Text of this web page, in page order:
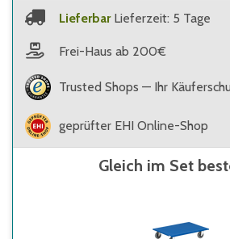
Lieferbar Lieferzeit: 5 Tage
Frei-Haus ab 200€
Trusted Shops — Ihr
geprüfter EHI Online-Shop
Gleich im Set